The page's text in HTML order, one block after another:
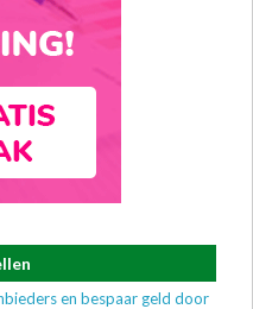
en bespaar geld door